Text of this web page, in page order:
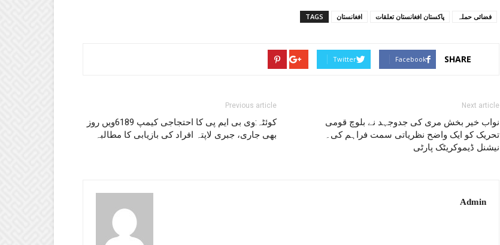
TAGS افغانستان پاکستان افغانستان تعلقات فضائی حملہ
SHARE
Facebook
Twitter
Previous article
کوئٹہ:وی بی ایم پی کا احتجاجی کیمپ 6189ویں روز
بھی جاری، جبری لاپتہ افراد کی بازیابی کا مطالبہ
Next article
نواب خیر بخش مری کی جدوجہد نے بلوچ قومی
تحریک کو ایک واضح نظریاتی سمت فراہم کی۔
نیشنل ڈیموکریٹک پارٹی
Admin